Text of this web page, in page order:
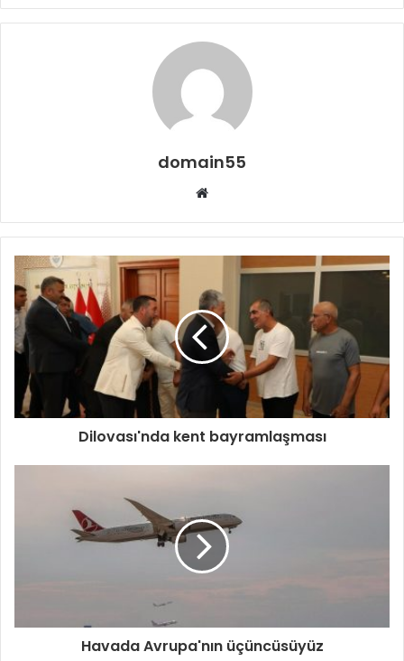
domain55
Web
Dilovası'nda kent bayramlaşması
Havada Avrupa'nın üçüncüsüyüz